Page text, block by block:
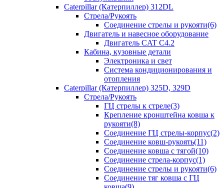
Caterpillar (Катерпиллер) 312DL
Стрела/Рукоять
Соединение стрелы и рукояти(6)
Двигатель и навесное оборудование
Двигатель CAT С4.2
Кабина, кузовные детали
Электроника и свет
Система кондиционирования и
отопления
Caterpillar (Катерпиллер) 325D, 329D
Стрела/Рукоять
ГЦ стрелы к стреле(3)
Крепление кронштейна ковша к
рукояти(8)
Соединение ГЦ стрелы-корпус(2)
Соединение ковш-рукоять(11)
Соединение ковша с тягой(10)
Соединение стрела-корпус(1)
Соединение стрелы и рукояти(6)
Соединение тяг ковша с ГЦ